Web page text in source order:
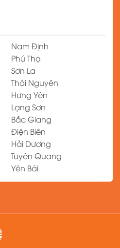
Nam Định
Phú Thọ
Sơn La
Thái Nguyên
Hưng Yên
Lạng Sơn
Bắc Giang
Điện Biên
Hải Dương
Tuyên Quang
Yên Bái